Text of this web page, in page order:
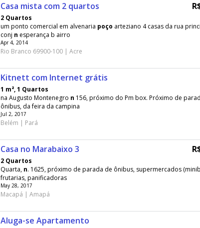
Casa mista com 2 quartos
2 Quartos
um ponto comercial em alvenaria poço arteziano 4 casas da rua
conj n esperança b airro
Apr 4, 2014
Rio Branco 69900-100 | Acre
Kitnett com Internet grátis
1 m², 1 Quartos
na Augusto Montenegro n 156, próximo do Pm box. Próximo de
ônibus, da feira da campina
Jul 2, 2017
Belém | Pará
Casa no Marabaixo 3
2 Quartos
Quarta, n. 1625, próximo de parada de ônibus, supermercados
frutarias, panificadoras
May 28, 2017
Macapá | Amapá
Aluga-se Apartamento